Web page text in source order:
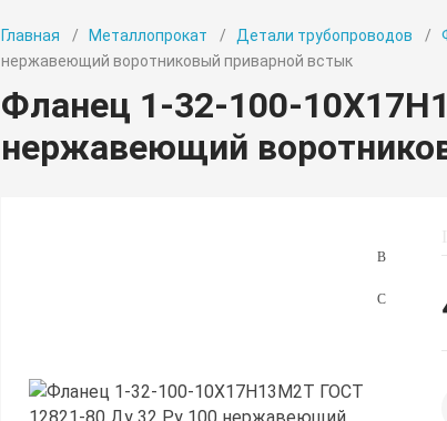
Главная Металлопрокат Детали трубопроводов
нержавеющий воротниковый приварной встык
Фланец 1-32-100-
нержавеющий